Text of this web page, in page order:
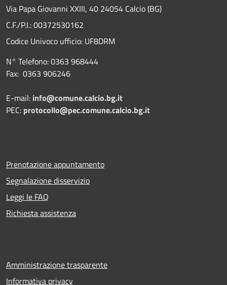
Via Papa Giovanni XXIII, 40 24054 Calcio (BG)
C.F./P.I.: 00372530162
Codice Univoco ufficio: UF8DRM
N° Telefono: 0363 968444
Fax: 0363 906246
E-mail: info@comune.calcio.bg.it
PEC: protocollo@pec.comune.calcio.bg.it
Prenotazione appuntamento
Segnalazione disservizio
Leggi le FAQ
Richiesta assistenza
Amministrazione trasparente
Informativa privacy